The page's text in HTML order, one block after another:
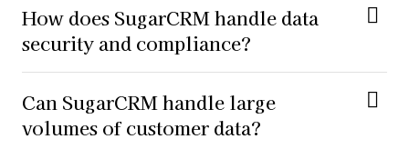
How does SugarCRM handle data
security and compliance?
Can SugarCRM handle large
volumes of customer data?